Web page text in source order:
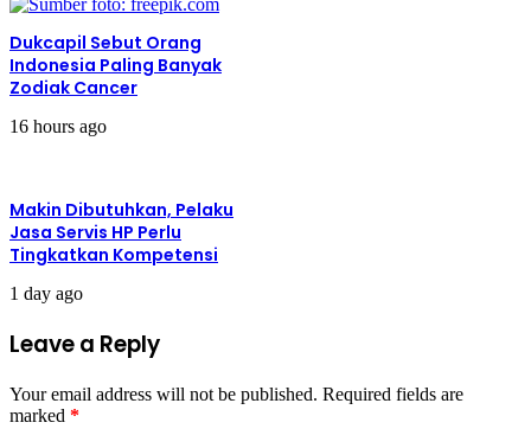
Dukcapil Sebut Orang
Indonesia Paling Banyak
Zodiak Cancer
16 hours ago
Makin Dibutuhkan, Pelaku
Jasa Servis HP Perlu
Tingkatkan Kompetensi
1 day ago
Leave a Reply
Your email address will not be published. Required fields are
marked *